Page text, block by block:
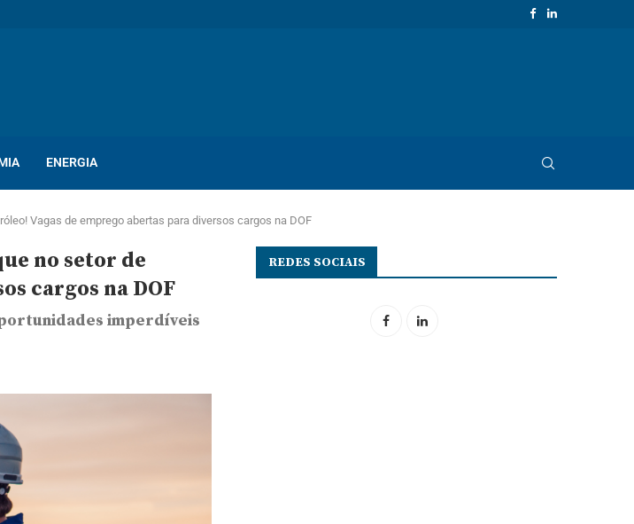
ENERGIA
Vagas de emprego abertas para diversos cargos na DOF
no setor de
cargos na DOF
imperdíveis
REDES SOCIAIS